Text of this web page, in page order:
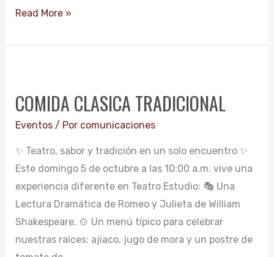
Read More »
COMIDA CLASICA TRADICIONAL
Eventos/ Por comunicaciones
✨ Teatro, sabor y tradición en un solo encuentro ✨
Este domingo 5 de octubre a las 10:00 a.m. vive una
experiencia diferente en Teatro Estudio: 🎭 Una
Lectura Dramática de Romeo y Julieta de William
Shakespeare. 🍲 Un menú típico para celebrar
nuestras raíces: ajiaco, jugo de mora y un postre de
TRADICIONAL